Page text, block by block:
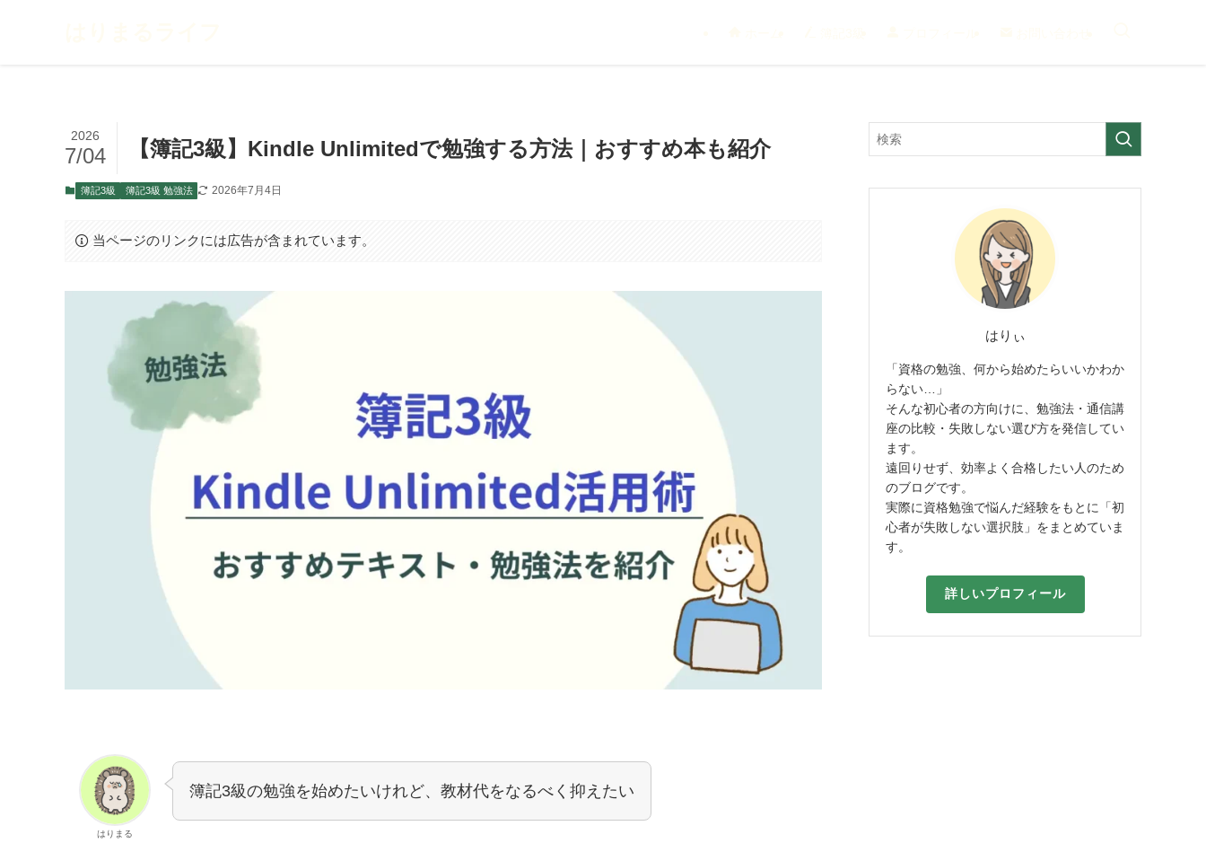
【簿記3級】Kindle Unlimitedで勉強する方法｜おすすめ本も紹介
2026
7/04
簿記3級 簿記3級 勉強法 2026年7月4日
当ページのリンクには広告が含まれています。
はりまる
簿記3級の勉強を始めたいけれど、教材代をなるべく抑えたい
はりぃ
「資格の勉強、何から始めたらいいかわか
らない…」
そんな初心者の方向けに、勉強法・通信講
座の比較・失敗しない選び方を発信してい
ます。
遠回りせず、効率よく合格したい人のため
のブログです。
実際に資格勉強で悩んだ経験をもとに「初
心者が失敗しない選択肢」をまとめていま
す。
詳しいプロフィール